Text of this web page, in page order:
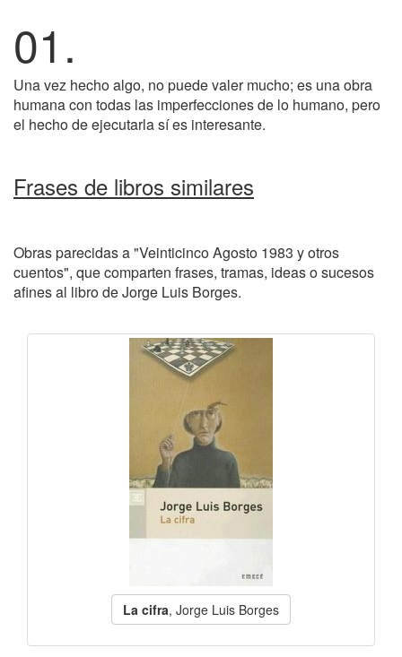
01.
Una vez hecho algo, no puede valer mucho; es una obra
humana con todas las imperfecciones de lo humano, pero
el hecho de ejecutarla sí es interesante.
Frases de libros similares
Obras parecidas a "Veinticinco Agosto 1983 y otros
cuentos", que comparten frases, tramas, ideas o sucesos
afines al libro de Jorge Luis Borges.
La cifra, Jorge Luis Borges